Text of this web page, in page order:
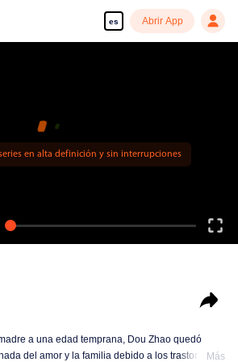
es Abrir App
en alta definición y sin interrupciones
a una edad temprana, Dou Zhao quedó
del amor y la familia debido a los trastornos y
Más